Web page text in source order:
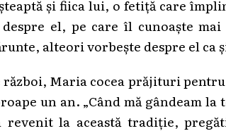
și fiica lui, o fetiță care
el, pe care îl cunoaște
alteori vorbește despre el ca
Maria cocea prăjituri
un an. „Când mă gândeam
revenit la această tradiție,